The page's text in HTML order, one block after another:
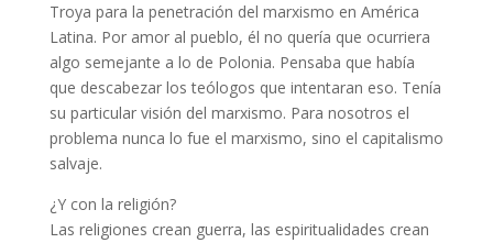
Troya para la penetración del marxismo en América
Latina. Por amor al pueblo, él no quería que ocurriera
algo semejante a lo de Polonia. Pensaba que había
que descabezar los teólogos que intentaran eso. Tenía
su particular visión del marxismo. Para nosotros el
problema nunca lo fue el marxismo, sino el capitalismo
salvaje.
¿Y con la religión?
Las religiones crean guerra, las espiritualidades crean